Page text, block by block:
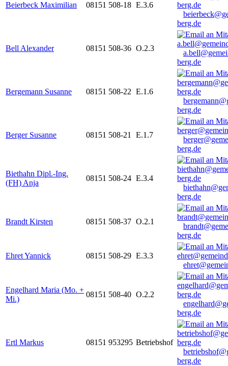
Beierbeck Maximilian 08151 508-18 E.3.6
berg.de
Bell Alexander 08151 508-36 O.2.3
berg.de
Bergemann Susanne 08151 508-22 E.1.6
berg.de
Berger Susanne 08151 508-21 E.1.7
berg.de
Biethahn Dipl.-Ing.
(FH) Anja
08151 508-24 E.3.4
berg.de
Brandt Kirsten 08151 508-37 O.2.1
berg.de
Ehret Yannick 08151 508-29 E.3.3
Engelhard Maria (Mo. +
Mi.)
08151 508-40 O.2.2
berg.de
Ertl Markus 08151 953295 Betriebshof
berg.de